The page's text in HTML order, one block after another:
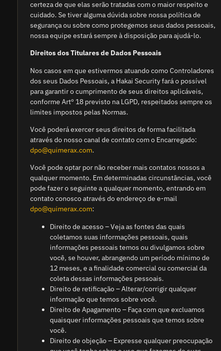
certeza de que elas serão tratadas com o maior respeito e
cuidado. Se tiver alguma dúvida sobre nossa política de
segurança ou sobre como protegemos seus dados pessoais,
nossa equipe estará sempre à disposição para ajudá-lo.
Direitos dos Titulares de Dados Pessoais
Nos casos em que estivermos atuando como Controladores
dos seus Dados Pessoais, a Hakai Security fará o possível
para garantir o cumprimento de seus direitos aplicáveis,
conforme Artº 18 previsto na LGPD, respeitados sempre os
limites impostos pelas Normas.
Você poderá exercer seus direitos de forma facilitada
através do nosso canal de contato com o Encarregado:
dpo@quimerax.com.
Você pode optar por não receber mais contatos nossos a
qualquer momento. Em determinadas circunstâncias, você
pode fazer o seguinte a qualquer momento, entrando em
contato conosco através do endereço de e-mail
dpo@quimerax.com:
Direito de acesso – Veja as fontes das quais
coletamos suas informações pessoais, quais
informações pessoais temos ou divulgamos sobre
você, se houver, abrangendo um período mínimo de
12 meses, e a finalidade comercial ou comercial da
coleta dessas informações pessoais.
Direito de retificação – Alterar/corrigir qualquer
informação que temos sobre você.
Direito de Apagamento – Faça com que excluamos
quaisquer informações pessoais que temos sobre
você.
Direito de objeção – Expresse qualquer preocupação